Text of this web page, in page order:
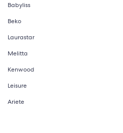
Babyliss
Beko
Laurastar
Melitta
Kenwood
Leisure
Ariete